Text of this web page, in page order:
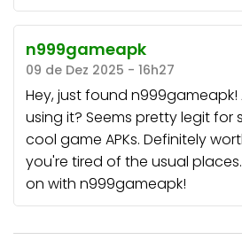
n999gameapk
09 de Dez 2025 - 16h27
Hey, just found
using it? Seems pretty legit for
cool game APKs. Definitely
you're tired of the usual
on with n999gameapk!